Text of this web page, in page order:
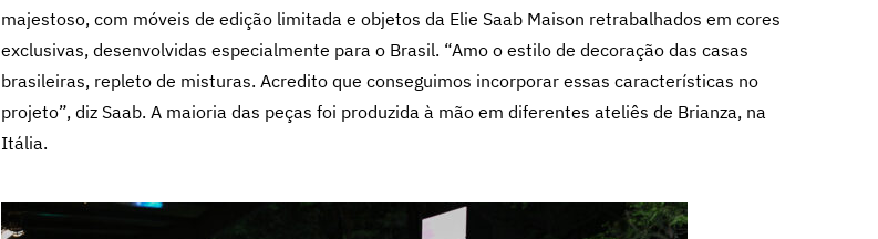
majestoso, com móveis de edição limitada e objetos da Elie Saab Maison retrabalhados em cores
exclusivas, desenvolvidas especialmente para o Brasil. “Amo o estilo de decoração das casas
brasileiras, repleto de misturas. Acredito que conseguimos incorporar essas características no
projeto”, diz Saab. A maioria das peças foi produzida à mão em diferentes ateliês de Brianza, na
Itália.